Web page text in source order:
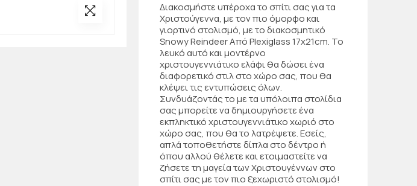
Διακοσμήστε υπέροχα το σπίτι σας για τα
Χριστούγεννα, με τον πιο όμορφο και
γιορτινό στολισμό, με το διακοσμητικό
Snowy Reindeer Από Plexiglass 17x21cm. Το
λευκό αυτό και μοντέρνο
χριστουγεννιάτικο ελάφι θα δώσει ένα
διαφορετικό στιλ στο χώρο σας, που θα
κλέψει τις εντυπώσεις όλων.
Συνδυάζοντάς το με τα υπόλοιπα στολίδια
σας μπορείτε να δημιουργήσετε ένα
εκπληκτικό χριστουγεννιάτικο χωριό στο
χώρο σας, που θα το λατρέψετε. Εσείς,
απλά τοποθετήστε δίπλα στο δέντρο ή
όπου αλλού θέλετε και ετοιμαστείτε να
ζήσετε τη μαγεία των Χριστουγέννων στο
σπίτι σας με τον πιο ξεχωριστό στολισμό!